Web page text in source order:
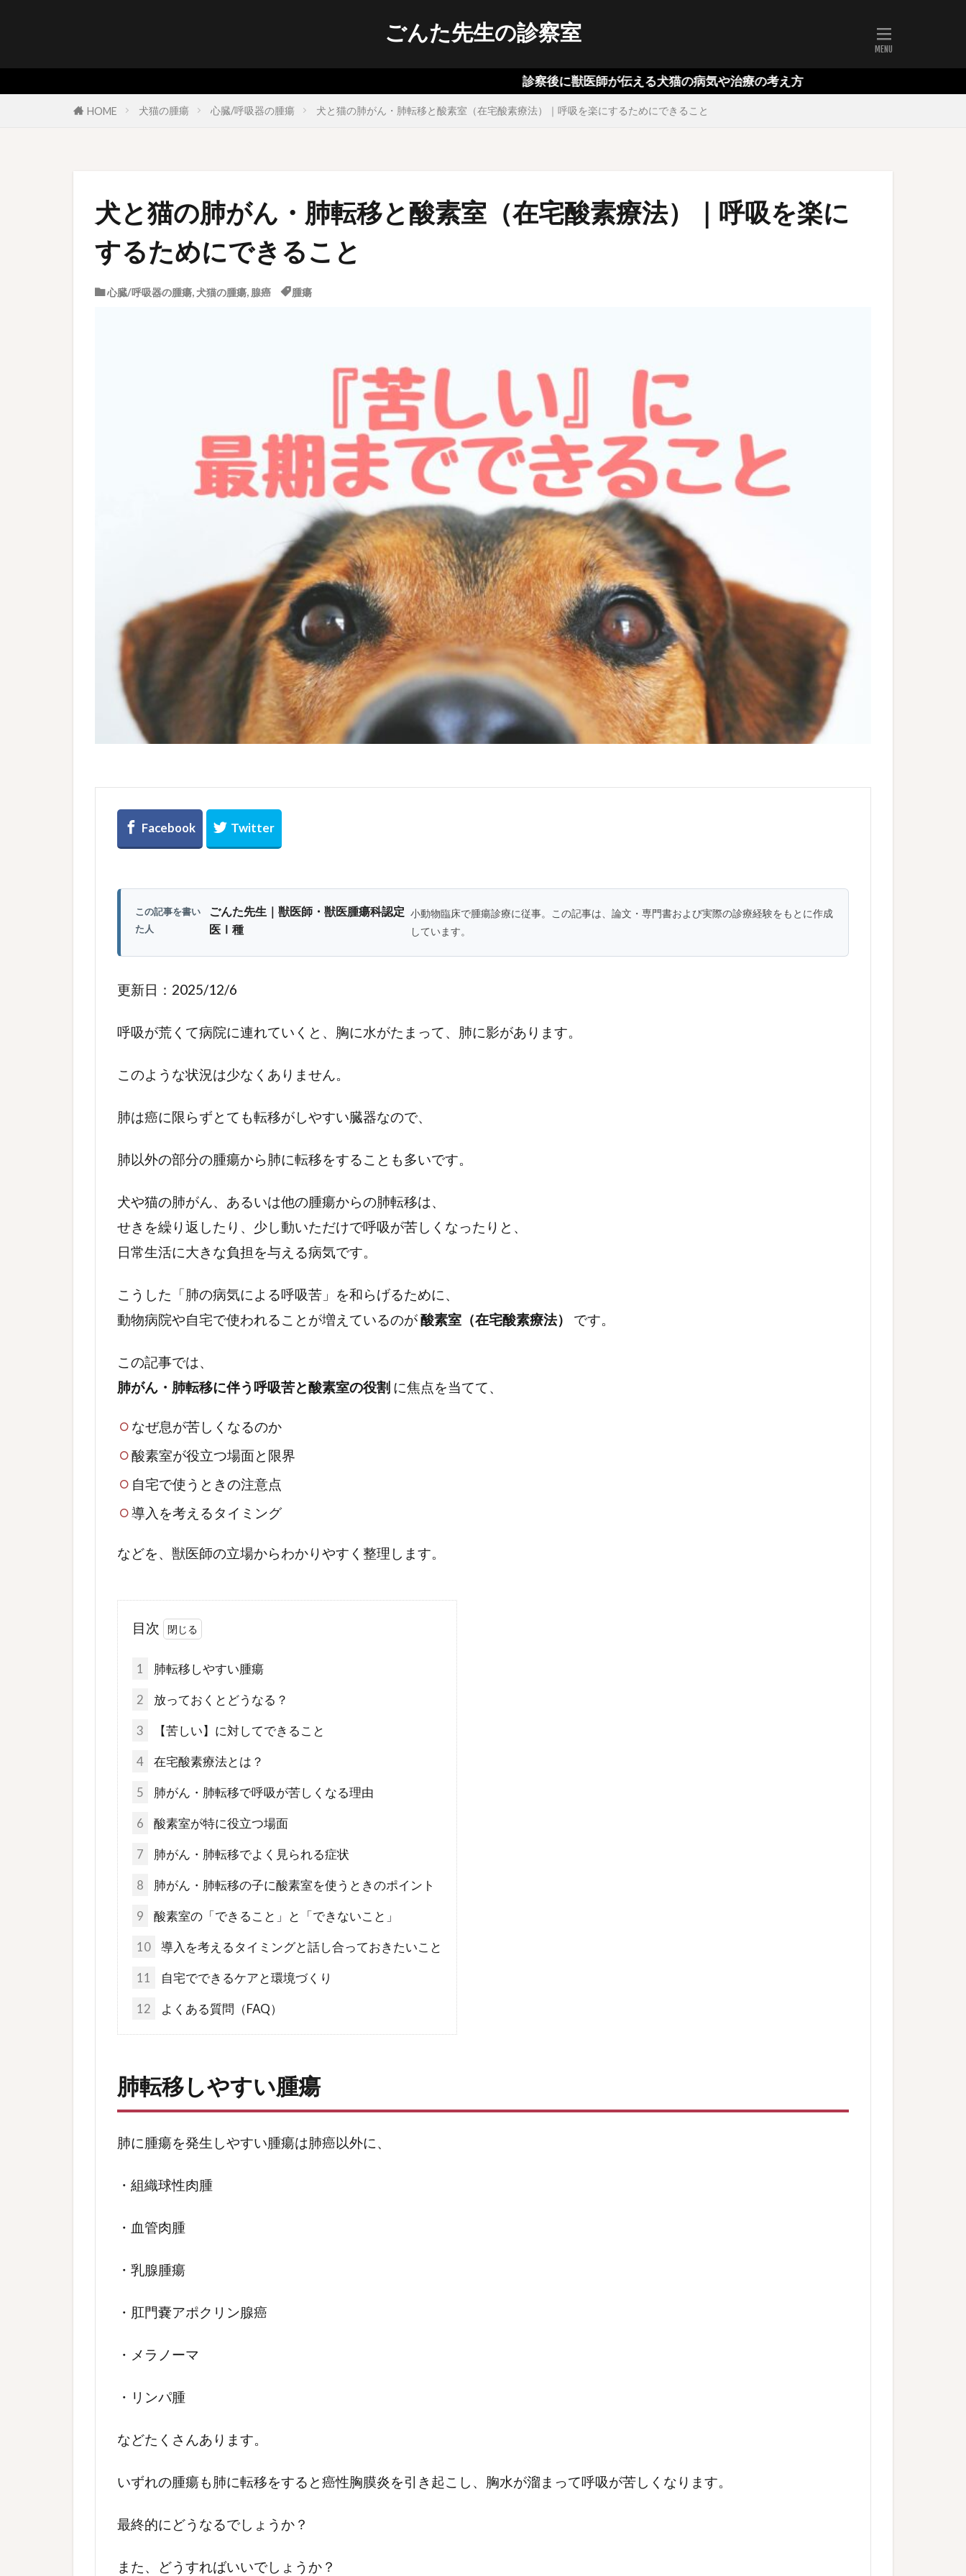
ごんた先生の診察室
診察後に獣医師が伝える犬猫の病気や治療の考え方
HOME 犬猫の腫瘍 心臓/呼吸器の腫瘍 犬と猫の肺がん・肺転移と酸素室（在宅酸素療法）｜呼吸を楽にするためにできること
犬と猫の肺がん・肺転移と酸素室（在宅酸素療法）｜呼吸を楽に
するためにできること
心臓/呼吸器の腫瘍, 犬猫の腫瘍, 腺癌 腫瘍
この記事を書い
た人
ごんた先生｜獣医師・獣医腫瘍科認定
医Ⅰ種
小動物臨床で腫瘍診療に従事。この記事は、論文・専門書および実際の診療経験をもとに作成
しています。
更新日：2025/12/6
呼吸が荒くて病院に連れていくと、胸に水がたまって、肺に影があります。
このような状況は少なくありません。
肺は癌に限らずとても転移がしやすい臓器なので、
肺以外の部分の腫瘍から肺に転移をすることも多いです。
犬や猫の肺がん、あるいは他の腫瘍からの肺転移は、
せきを繰り返したり、少し動いただけで呼吸が苦しくなったりと、
日常生活に大きな負担を与える病気です。
こうした「肺の病気による呼吸苦」を和らげるために、
動物病院や自宅で使われることが増えているのが酸素室（在宅酸素療法） です。
この記事では、
肺がん・肺転移に伴う呼吸苦と酸素室の役割 に焦点を当てて、
なぜ息が苦しくなるのか
酸素室が役立つ場面と限界
自宅で使うときの注意点
導入を考えるタイミング
などを、獣医師の立場からわかりやすく整理します。
目次
1 肺転移しやすい腫瘍
2 放っておくとどうなる？
3 【苦しい】に対してできること
4 在宅酸素療法とは？
5 肺がん・肺転移で呼吸が苦しくなる理由
6 酸素室が特に役立つ場面
7 肺がん・肺転移でよく見られる症状
8 肺がん・肺転移の子に酸素室を使うときのポイント
9 酸素室の「できること」と「できないこと」
10 導入を考えるタイミングと話し合っておきたいこと
11 自宅でできるケアと環境づくり
12 よくある質問（FAQ）
肺転移しやすい腫瘍
肺に腫瘍を発生しやすい腫瘍は肺癌以外に、
・組織球性肉腫
・血管肉腫
・乳腺腫瘍
・肛門嚢アポクリン腺癌
・メラノーマ
・リンパ腫
などたくさんあります。
いずれの腫瘍も肺に転移をすると癌性胸膜炎を引き起こし、胸水が溜まって呼吸が苦しくなります。
最終的にどうなるでしょうか？
また、どうすればいいでしょうか？